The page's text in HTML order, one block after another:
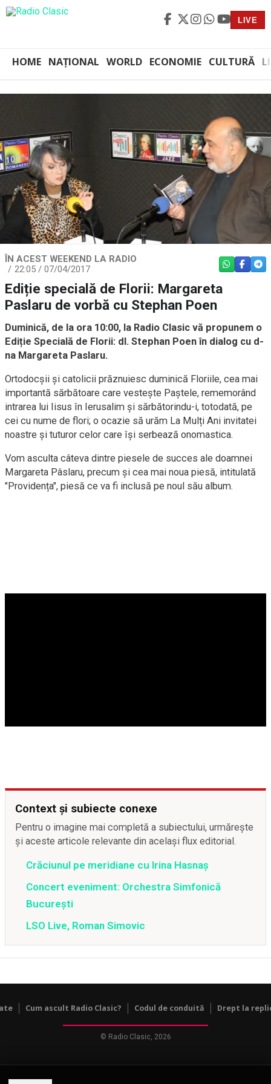
LIVE
HOME NAȚIONAL WORLD ECONOMIE CULTURĂ
ÎN ACEST WEEKEND LA RADIO
22:05 / 07/04/2017
WHATSAPP
Ediție specială de Florii: Margareta
Paslaru de vorbă cu Stephan Poen
Duminică, de la ora 10:00, la Radio Clasic vă propunem o
Ediție Specială de Florii: dl. Stephan Poen în dialog cu d-
na Margareta Paslaru.
Ortodocşii și catolicii prăznuiesc duminică Floriile, cea mai
importantă sărbătoare care vesteşte Paştele, rememorând
intrarea lui Iisus în Ierusalim şi sărbătorindu-i, totodată, pe
cei cu nume de flori; o ocazie să urăm La Mulți Ani invitatei
noastre și tuturor celor care își serbează onomastica.
Vom asculta câteva dintre piesele de succes ale doamnei
Margareta Pâslaru, precum și cea mai noua piesă, intitulată
"Providența", piesă ce va fi inclusă pe noul său album.
Context și subiecte conexe
Pentru o imagine mai completă a subiectului, urmărește
și aceste articole relevante din același flux editorial.
Crăciunul pe meridiane cu Irina Hasnaș
Concert eveniment: Orchestra Simfonică
București
LSO Live, Roman Simovic
Cum ascult Radio Clasic? Codul de conduită Drept la
© Radio Clasic, 2026